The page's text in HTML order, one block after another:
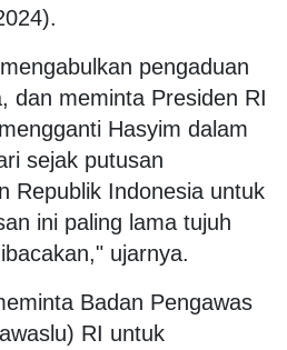
pengaduan
dan meminta Presiden RI
Hasyim dalam
sejak putusan
Republik Indonesia untuk
ini paling lama tujuh
ujarnya.
Badan Pengawas
RI untuk